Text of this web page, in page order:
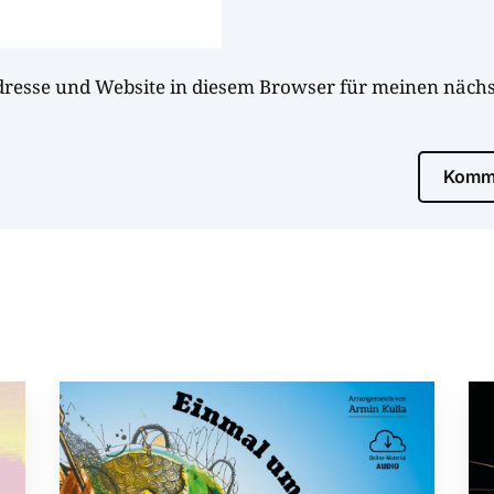
und Website in diesem Browser für meinen